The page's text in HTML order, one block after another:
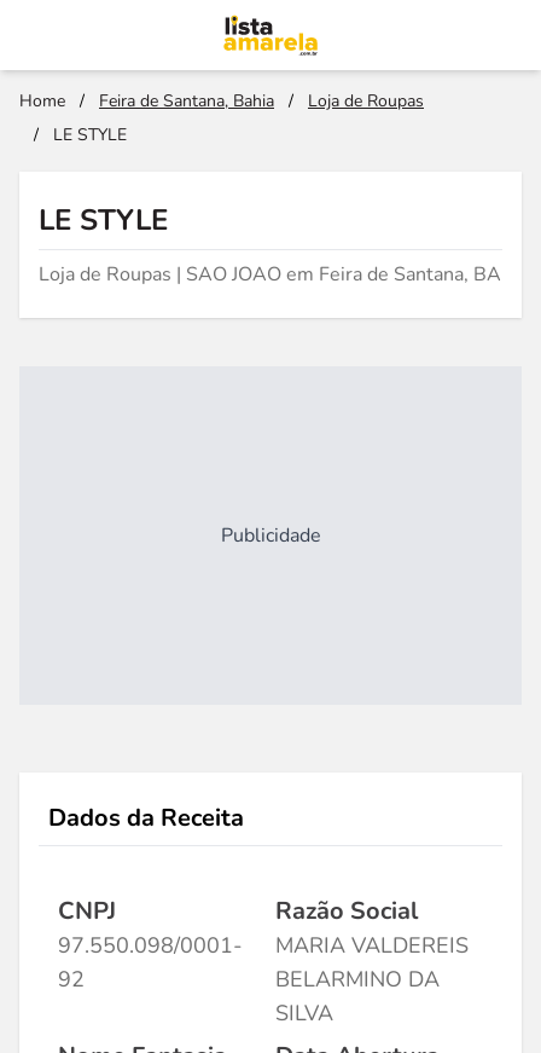
Home / Feira de Santana, Bahia /
Loja de Roupas
/
LE STYLE
LE STYLE
Loja de Roupas | SAO JOAO em Feira de Santana, BA
Publicidade
Dados da Receita
CNPJ
97.550.098/0001-
92
Razão Social
MARIA VALDEREIS
BELARMINO DA
SILVA